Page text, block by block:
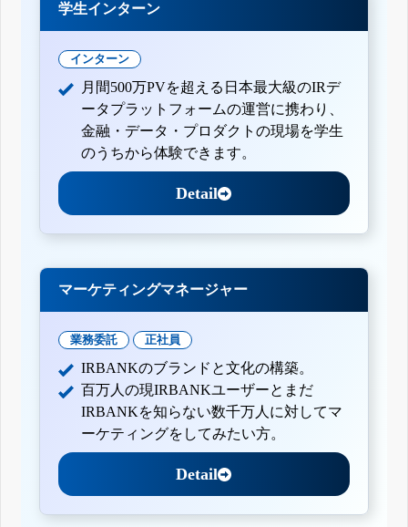
学生インターン
インターン
月間500万PVを超える日本最大級のIRデ
ータプラットフォームの運営に携わり、
金融・データ・プロダクトの現場を学生
のうちから体験できます。
Detail
マーケティングマネージャー
業務委託 正社員
IRBANKのブランドと文化の構築。
百万人の現IRBANKユーザーとまだ
IRBANKを知らない数千万人に対してマ
ーケティングをしてみたい方。
Detail